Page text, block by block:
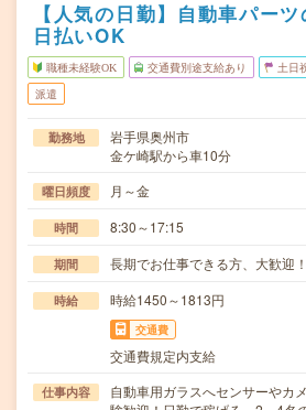
【人気の日勤】自動車パー
日払いOK
職種未経験OK 交通費別途支給あり 土日
派遣
勤務地
岩手県奥州市
金ケ崎駅から車10分
曜日頻度 月～金
時間 8:30～17:15
期間 長期でお仕事できる方、大歓迎！
時給 時給1450～1813円
交通費
交通費規定内支給
仕事内容
自動車用ガラスへセンサーやカ